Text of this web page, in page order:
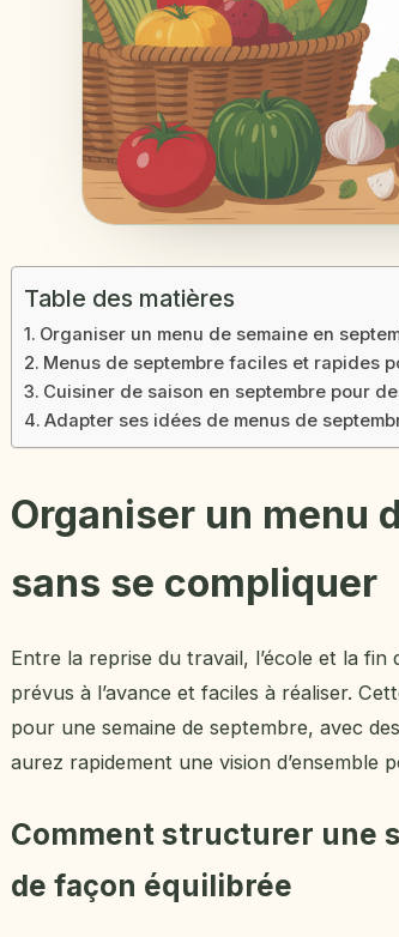
Table des matières
Organiser un menu de semaine en
Menus de septembre faciles et rapides
Cuisiner de saison en septembre pour
Adapter ses idées de menus de
Organiser un menu
sans se compliquer
Entre la reprise du travail, l’école et la
prévus à l’avance et faciles à réaliser.
pour une semaine de septembre, avec
aurez rapidement une vision d’ensemble
Comment structurer une
de façon équilibrée